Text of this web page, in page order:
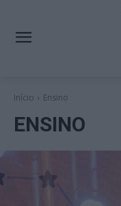
Início Ensino
ENSINO